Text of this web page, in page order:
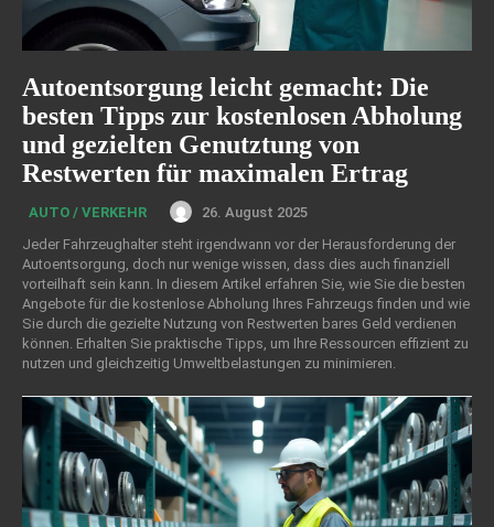
Autoentsorgung leicht gemacht: Die
besten Tipps zur kostenlosen Abholung
und gezielten Genutztung von
Restwerten für maximalen Ertrag
AUTO / VERKEHR
26. August 2025
Jeder Fahrzeughalter steht irgendwann vor der Herausforderung der
Autoentsorgung, doch nur wenige wissen, dass dies auch finanziell
vorteilhaft sein kann. In diesem Artikel erfahren Sie, wie Sie die besten
Angebote für die kostenlose Abholung Ihres Fahrzeugs finden und wie
Sie durch die gezielte Nutzung von Restwerten bares Geld verdienen
können. Erhalten Sie praktische Tipps, um Ihre Ressourcen effizient zu
nutzen und gleichzeitig Umweltbelastungen zu minimieren.